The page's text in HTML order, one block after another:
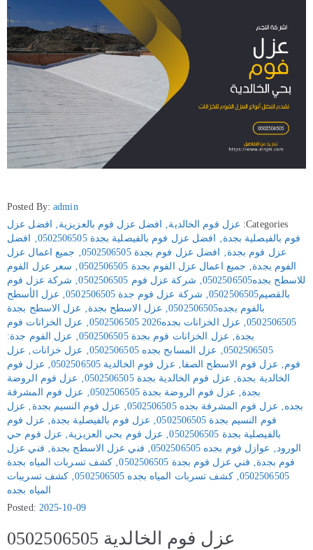
Posted By:admin
Categories:
عزل فوم الخالدية‚ افضل عزل فوم بالعزيزية‚
افضل عزل
فوم بالفيصلية بجدة‚ افضل عزل فوم بالفيصلية بجدة 0502506505 ‚
افضل
عزل فوم بجدة‚ افضل عزل فوم بجدة 0502506505 ‚ جميع اعمال عزل
الفوم بجدة‚ جميع اعمال عزل الفوم بجدة 0502506505 ‚ سعر عزل الفوم
للاسطح بجده0502506505
‚ شركة عزل فوم 0502506505 ‚ شركة عزل فوم
بالقصيم0502506505
‚ شركة عزل فوم جدة 0502506505 ‚ عزل الأسطح
بالفوم بجده0502506505
‚ عزل الاسطح بجدة‚ عزل الاسطح بجدة
0502506505
‚ عزل الخزانات بجده2026 0502506505 ‚ عزل الخزانات فوم
بجدة‚ عزل الخزانات فوم بجدة 0502506505 ‚ عزل الفوم جدة:
0502506505
‚ عزل المسابح بجده 0502506505 ‚ عزل خزانات ‚ عزل
فوم‚ عزل فوم الاسطح الصفا‚ عزل فوم الخالدية 0502506505 ‚ عزل فوم
الخالدية بجدة‚ عزل فوم الخالدية بجدة 0502506505 ‚ عزل فوم الروضة
بجدة‚ عزل فوم الروضة بجدة 0502506505 ‚ عزل فوم المشرفة
بجده‚ عزل فوم المشرفة بجده 0502506505 ‚ عزل فوم النسيم بجدة ‚ عزل
فوم النسيم بجدة 0502506505
‚ عزل فوم بالفيصلية بجدة‚ عزل فوم
بالفيصلية بجدة 0502506505
‚ عزل فوم بحي العزيزية‚ عزل فوم حي
الورود‚ عوازل فوم بجده 0502506505 ‚ فني عزل الاسطح بجدة‚ فني عزل
فوم بجدة‚ فني عزل فوم بجدة 0502506505 ‚ كشف تسربات المياه بجدة
0502506505
‚كشف تسربات المياه بجده 0502506505 ‚ كشف تسريبات
المياه بجده
Posted: 2025-10-09
عزل فوم الخالدية 0502506505